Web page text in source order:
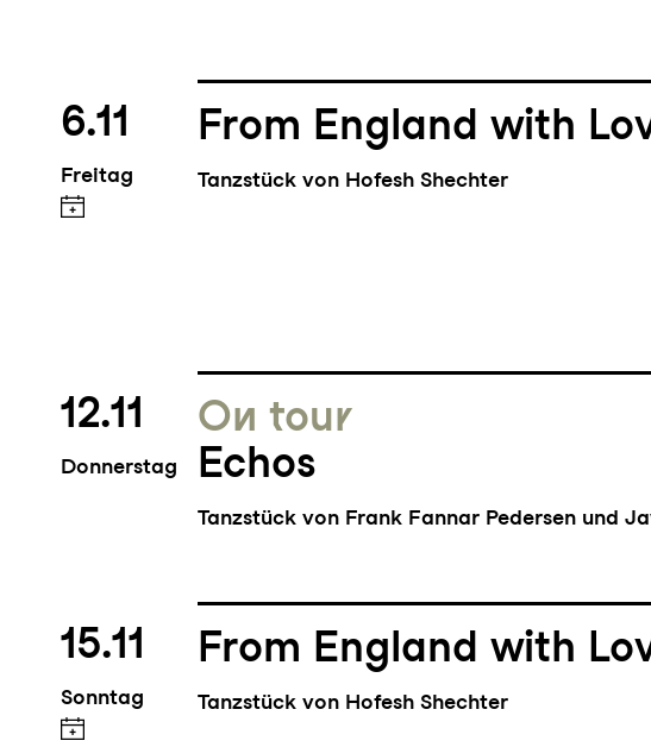
6.11
Freitag
From England with
Tanzstück von Hofesh Shechter
12.11
Donnerstag
On tour
Echos
Tanzstück von Frank Fannar Pedersen und
15.11
Sonntag
From England with
Tanzstück von Hofesh Shechter